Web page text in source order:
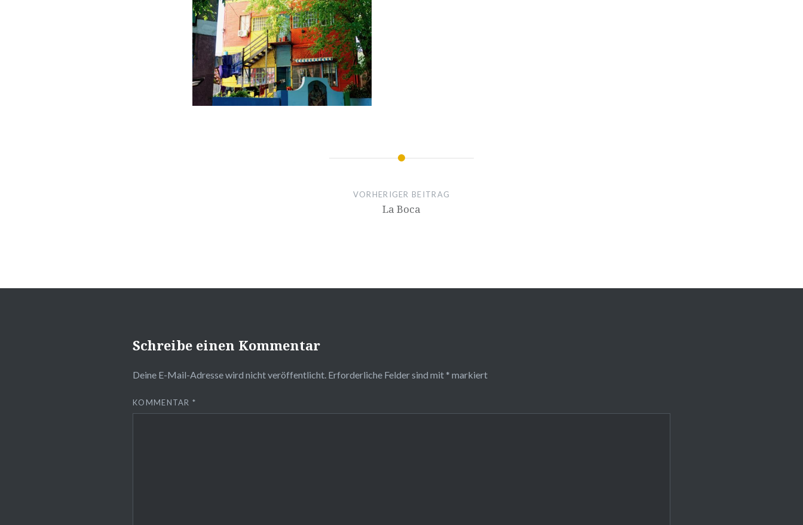
VORHERIGER BEITRAG
La Boca
Schreibe einen Kommentar
Deine E-Mail-Adresse wird nicht veröffentlicht. Erforderliche Felder sind mit * markiert
KOMMENTAR*